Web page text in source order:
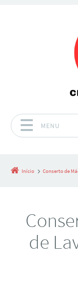
MENU
Início Conserto de
de